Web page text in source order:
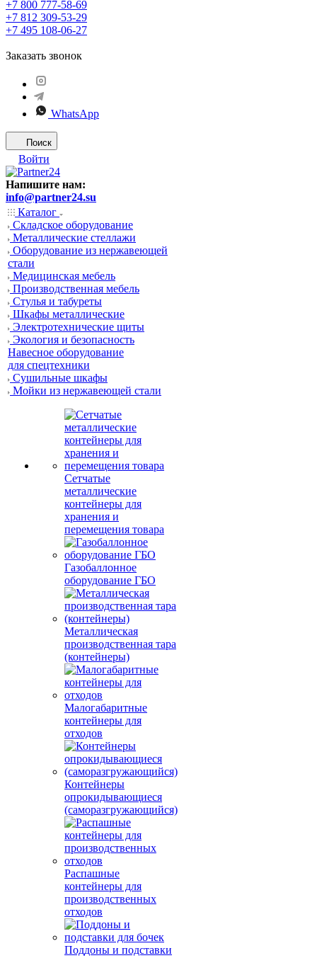
+7 800 777-58-69
+7 812 309-53-29
+7 495 108-06-27
Заказать звонок
WhatsApp
Поиск
Войти
Напишите нам:
info@partner24.su
Каталог
Складское оборудование
Металлические стеллажи
Оборудование из нержавеющей
стали
Медицинская мебель
Производственная мебель
Стулья и табуреты
Шкафы металлические
Электротехнические щиты
Экология и безопасность
Навесное оборудование
для спецтехники
Сушильные шкафы
Мойки из нержавеющей стали
Сетчатые
металлические
контейнеры для
хранения и
перемещения товара
Газобаллонное
оборудование ГБО
Металлическая
производственная тара
(контейнеры)
Малогабаритные
контейнеры для
отходов
Контейнеры
опрокидывающиеся
(саморазгружающийся)
Распашные
контейнеры для
производственных
отходов
Поддоны и подставки